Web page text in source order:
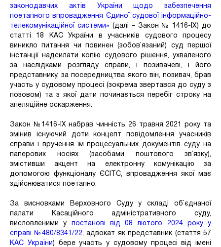
законодавчих актів України щодо забезпечення
поетапного впровадження Єдиної судової інформаційно-
телекомунікаційної системи» (далі – Закон № 1416-ІХ) до
статті 18 КАС України в учасників судового процесу
виникло питання чи повинен (зобов`язаний) суд першої
інстанції надсилати копію судового рішення, ухваленого
за наслідками розгляду справи, і позивачеві, і його
представнику, за посередництва якого він, позивач, брав
участь у судовому процесі (зокрема звертався до суду з
позовом) та з якої дати починається перебіг строку на
апеляційне оскарження.
Закон №1416-ІХ набрав чинність 26 травня 2021 року та
змінив існуючий доти концепт повідомлення учасників
справи і вручення їм процесуальних документів суду на
паперових носіях (засобами поштового зв`язку),
змістивши акцент на електронну комунікацію за
допомогою функціоналу ЄСІТС, впровадження якої має
здійснюватися поетапно.
За висновками Верховного Суду у складі об`єднаної
палати Касаційного адміністративного суду,
висловленими у постанові від 08 лютого 2024 року у
справі №480/8341/22, адвокат як представник (стаття 57
КАС України) бере участь у судовому процесі від імені